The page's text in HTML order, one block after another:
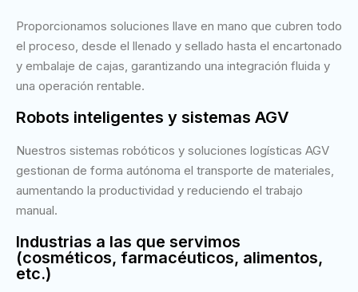
Proporcionamos soluciones llave en mano que cubren todo
el proceso, desde el llenado y sellado hasta el encartonado
y embalaje de cajas, garantizando una integración fluida y
una operación rentable.
Robots inteligentes y sistemas AGV
Nuestros sistemas robóticos y soluciones logísticas AGV
gestionan de forma autónoma el transporte de materiales,
aumentando la productividad y reduciendo el trabajo
manual.
Industrias a las que servimos
(cosméticos, farmacéuticos, alimentos,
etc.)